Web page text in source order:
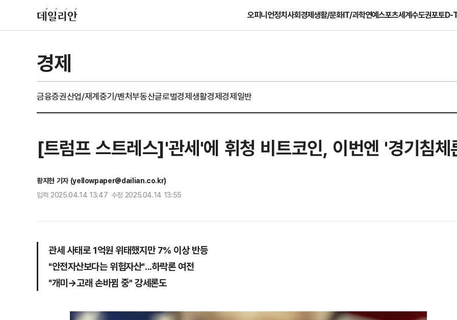
오피니언정치사회경제생활/문화IT/과학연예스포츠세계수도권포토D-
경제
금융증권산업/재계중기/벤처부동산글로벌경제생활경제경제일반
[트럼프 스트레스]'관세'에 휘청 비트코인, 이번엔 '경기침체
황지현 기자 (yellowpaper@dailian.co.kr)
입력 2025.04.14 13:47 수정 2025.04.14 13:55
관세 사태로 1억원 위태했지만 7% 이상 반등
"안전자산보다는 위험자산"...하락론 여전
"개미→고래 손바뀜 중" 강세론도